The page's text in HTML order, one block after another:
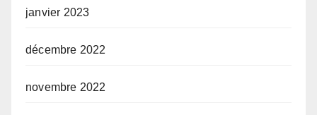
janvier 2023
décembre 2022
novembre 2022